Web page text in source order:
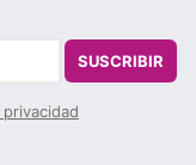
SUSCRIBIR